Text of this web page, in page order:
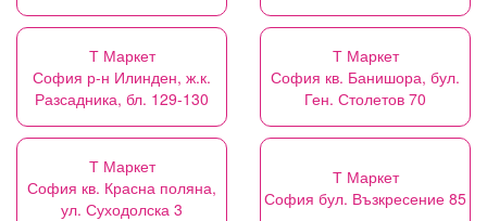
Т Маркет
София р-н Илинден, ж.к.
Разсадника, бл. 129-130
Т Маркет
София кв. Банишора, бул.
Ген. Столетов 70
Т Маркет
София кв. Красна поляна,
ул. Суходолска 3
Т Маркет
София бул. Възкресение 85